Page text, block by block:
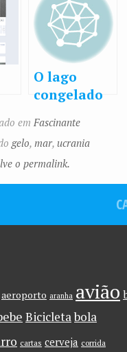
O lago
congelado
do mundo
fica na
suécia
em Fascinante
gelo, mar, ucrania
o permalink.
aeroporto aranha avião
Bicicletabola
cartas cerveja corrida